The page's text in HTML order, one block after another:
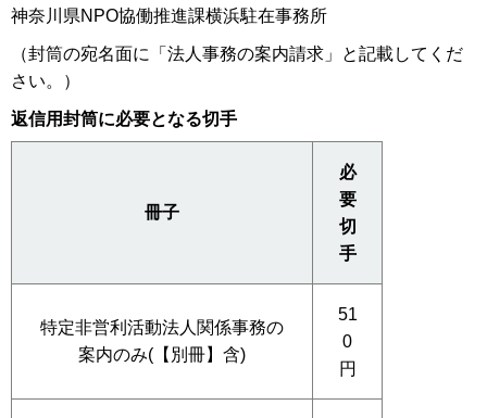
神奈川県NPO協働推進課横浜駐在事務所
（封筒の宛名面に「法人事務の案内請求」と記載してくだ
さい。）
返信用封筒に必要となる切手
冊子
必
要
切
手
特定非営利活動法人関係事務の
案内のみ(【別冊】含)
51
0
円